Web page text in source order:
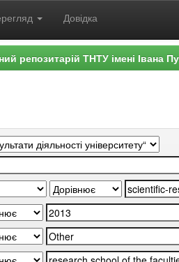
Довідка
репозитарій ТНТУ імені Івана